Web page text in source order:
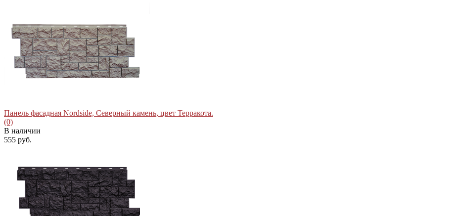
избранное сравнить
избранное сравнить
Панель фасадная Nordside, Северный камень, цвет Терракота.
(0)
В наличии
555 руб.